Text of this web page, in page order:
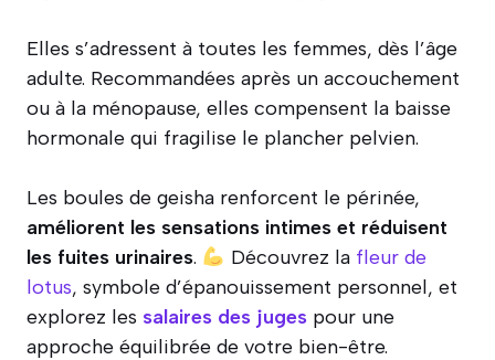
Elles s’adressent à toutes les femmes, dès l’âge
adulte. Recommandées après un accouchement
ou à la ménopause, elles compensent la baisse
hormonale qui fragilise le plancher pelvien.
Les boules de geisha renforcent le périnée,
améliorent les sensations intimes et réduisent
les fuites urinaires. Découvrez la fleur de
lotus, symbole d’épanouissement personnel, et
explorez les salaires des juges pour une
approche équilibrée de votre bien-être.